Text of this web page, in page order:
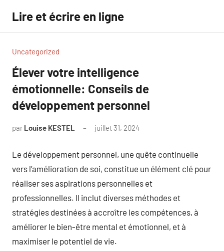
contenu
Lire et écrire en ligne
Uncategorized
Élever votre intelligence
émotionnelle: Conseils de
développement personnel
par Louise KESTEL juillet 31, 2024
Le développement personnel, une quête continuelle
vers l’amélioration de soi, constitue un élément clé pour
réaliser ses aspirations personnelles et
professionnelles. Il inclut diverses méthodes et
stratégies destinées à accroître les compétences, à
améliorer le bien-être mental et émotionnel, et à
maximiser le potentiel de vie.